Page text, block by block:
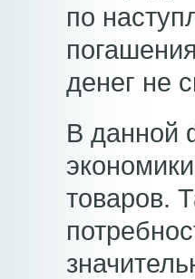
по
денег не
В данной
товаров.